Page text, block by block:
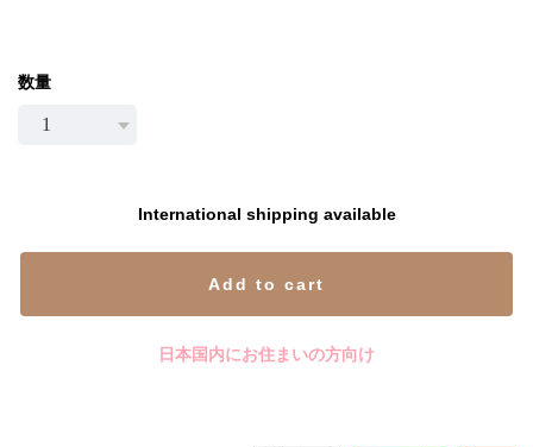
数量
International shipping available
Add to cart
日本国内にお住まいの方向け